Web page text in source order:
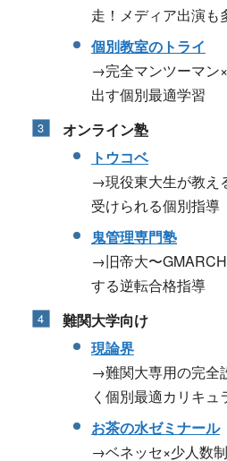
走！メディア出演も
個別教室のトライ
→完全マンツーマン
出す個別最適学習
オンライン塾
トウコベ
→現役東大生が教え
受けられる個別指導
鬼管理専門塾
→旧帝大〜
する逆転合格指導
難関大学向け
現論界
→難関大専用の完全
く個別最適カリキュ
お茶の水ゼミナール
→ベネッセ×少人数